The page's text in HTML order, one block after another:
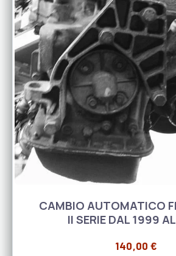
CAMBIO AUTOMATICO
II SERIE DAL 1999
140,00€